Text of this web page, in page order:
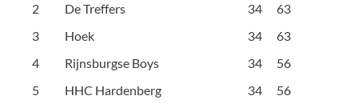
2
De Treffers 34
63
3
Hoek 34
63
4
Rijnsburgse Boys 34
56
5
HHC Hardenberg 34
56